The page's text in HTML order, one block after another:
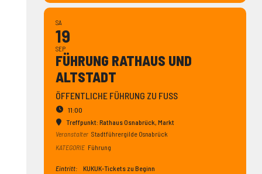
SA
19
SEP
FÜHRUNG RATHAUS UND
ALTSTADT
ÖFFENTLICHE FÜHRUNG ZU FUSS
11:00
Treffpunkt: Rathaus Osnabrück, Markt
Veranstalter Stadtführergilde Osnabrück
KATEGORIE Führung
Eintritt: KUKUK-Tickets zu Beginn